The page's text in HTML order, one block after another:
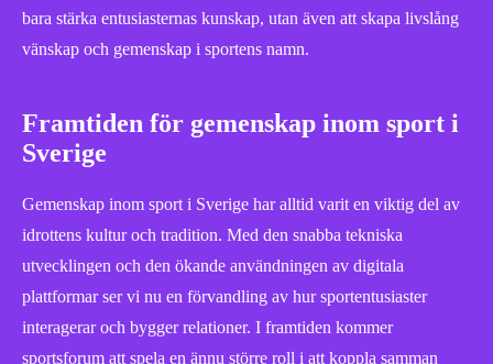
bara stärka entusiasternas kunskap, utan även att skapa livslång
vänskap och gemenskap i sportens namn.
Framtiden för gemenskap inom sport i
Sverige
Gemenskap inom sport i Sverige har alltid varit en viktig del av
idrottens kultur och tradition. Med den snabba tekniska
utvecklingen och den ökande användningen av digitala
plattformar ser vi nu en förvandling av hur sportentusiaster
interagerar och bygger relationer. I framtiden kommer
sportsforum att spela en ännu större roll i att koppla samman